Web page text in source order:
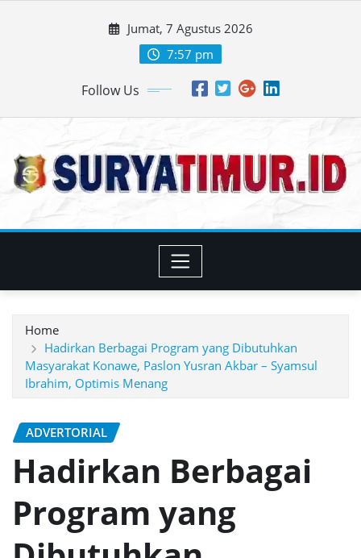
Jumat, 7 Agustus 2026
7:57 pm
Follow Us
Home
Hadirkan Berbagai Program yang Dibutuhkan
Masyarakat Konawe, Paslon Yusran Akbar – Syamsul
Ibrahim, Optimis Menang
ADVERTORIAL
Hadirkan Berbagai
Program yang